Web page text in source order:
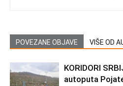
POVEZANE OBJAVE VIŠE OD
KORIDORI
autoputa